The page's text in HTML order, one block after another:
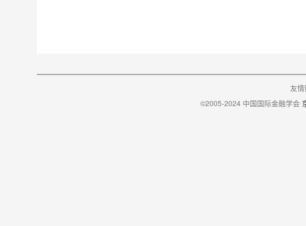
友
©2005-2024 中国国际金融学会